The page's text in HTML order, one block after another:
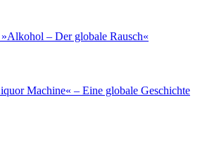
– Der globale Rausch«
Machine« ‒ Eine globale Geschichte